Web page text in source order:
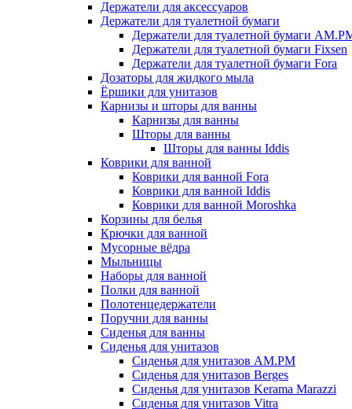
Держатели для аксессуаров
Держатели для туалетной бумаги
Держатели для туалетной бумаги
Держатели для туалетной бумаги Fixsen
Держатели для туалетной бумаги Fora
Дозаторы для жидкого мыла
Ёршики для унитазов
Карнизы и шторы для ванны
Карнизы для ванны
Шторы для ванны
Шторы для ванны Iddis
Коврики для ванной
Коврики для ванной Fora
Коврики для ванной Iddis
Коврики для ванной Moroshka
Корзины для белья
Крючки для ванной
Мусорные вёдра
Мыльницы
Наборы для ванной
Полки для ванной
Полотенцедержатели
Поручни для ванны
Сиденья для ванны
Сиденья для унитазов
Сиденья для унитазов AM.PM
Сиденья для унитазов Berges
Сиденья для унитазов Kerama Marazzi
Сиденья для унитазов Vitra